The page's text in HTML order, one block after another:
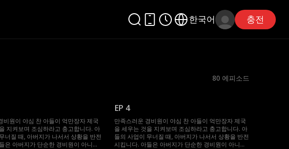
한국어 충전
80 에피소드
비원이 야심 찬 아들이 억만장자 제국
지켜보며 조심하라고 충고합니다. 아
너질 때, 아버지가 나서서 상황을 반전
은 아버지가 단순한 경비원이 아니라
EP 4
만족스러운 경비원이 야심 찬 아들이 억만장자 제국
을 세우는 것을 지켜보며 조심하라고 충고합니다. 아
들의 사업이 무너질 때, 아버지가 나서서 상황을 반전
시킵니다. 아들은 아버지가 단순한 경비원이 아니라